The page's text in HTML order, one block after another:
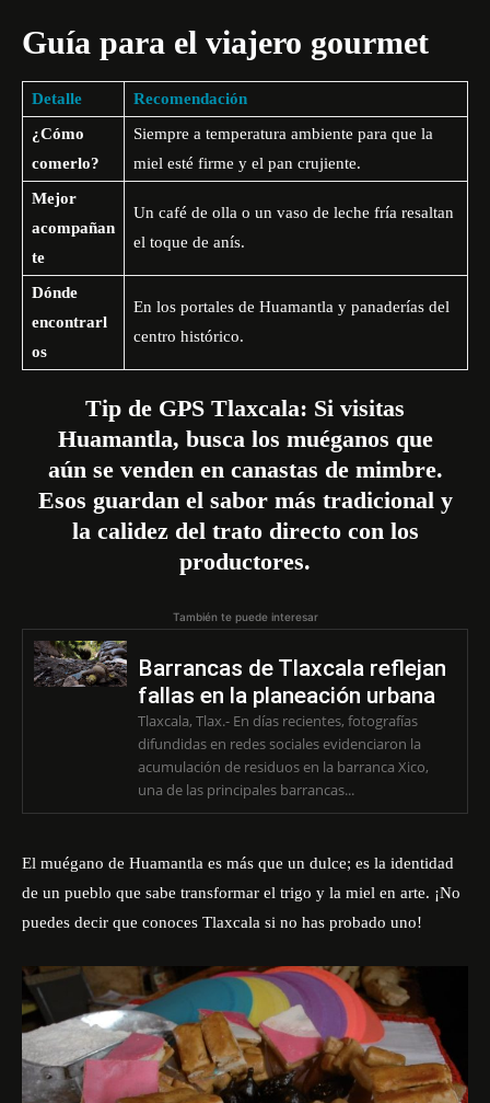
Guía para el viajero gourmet
Detalle
Recomendación
¿Cómo
comerlo?
Siempre a temperatura ambiente para que la
miel esté firme y el pan crujiente.
Mejor
acompañan
te
Un café de olla o un vaso de leche fría resaltan
el toque de anís.
Dónde
encontrarl
os
En los portales de Huamantla y panaderías del
centro histórico.
Tip de GPS Tlaxcala: Si visitas
Huamantla, busca los muéganos que
aún se venden en canastas de mimbre.
Esos guardan el sabor más tradicional y
la calidez del trato directo con los
productores.
También te puede interesar
Barrancas de Tlaxcala reflejan
fallas en la planeación urbana
Tlaxcala, Tlax.- En días recientes, fotografías
difundidas en redes sociales evidenciaron la
acumulación de residuos en la barranca Xico,
una de las principales barrancas...
El muégano de Huamantla es más que un dulce; es la identidad
de un pueblo que sabe transformar el trigo y la miel en arte. ¡No
puedes decir que conoces Tlaxcala si no has probado uno!